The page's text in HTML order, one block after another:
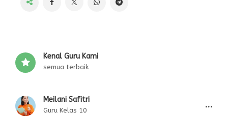
Kenal Guru Kami
semua terbaik
Meilani Safitri
Guru Kelas 10
...